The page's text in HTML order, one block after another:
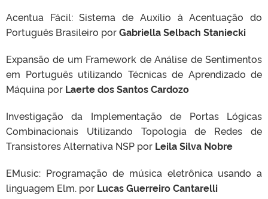
Acentua Fácil: Sistema de Auxílio à Acentuação do
Português Brasileiro porGabriella Selbach Staniecki
Expansão de um Framework de Análise de Sentimentos
em Português utilizando Técnicas de Aprendizado de
Máquina por Laerte dos Santos Cardozo
Investigação da Implementação de Portas Lógicas
Combinacionais Utilizando Topologia de Redes de
Transistores Alternativa NSP por Leila Silva Nobre
EMusic: Programação de música eletrônica usando a
linguagem Elm. por Lucas Guerreiro Cantarelli